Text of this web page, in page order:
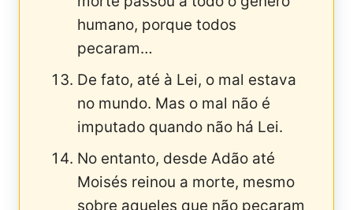
humano, porque todos
pecaram…
De fato, até à Lei, o mal estava
no mundo. Mas o mal não é
imputado quando não há Lei.
No entanto, desde Adão até
Moisés reinou a morte, mesmo
sobre aqueles que não pecaram